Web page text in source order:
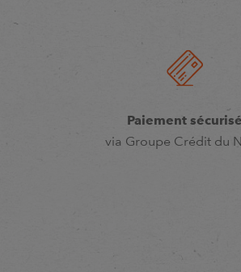
Paiement sécurisé
via Groupe Crédit du